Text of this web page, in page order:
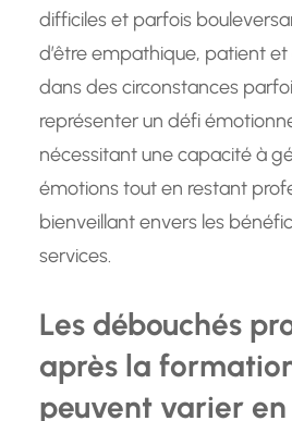
difficiles et parfois
d’être empathique, patient
dans des circonstances
représenter un défi
nécessitant une capacité à
émotions tout en restant
bienveillant envers les
services.
Les débouchés
après la
peuvent varier